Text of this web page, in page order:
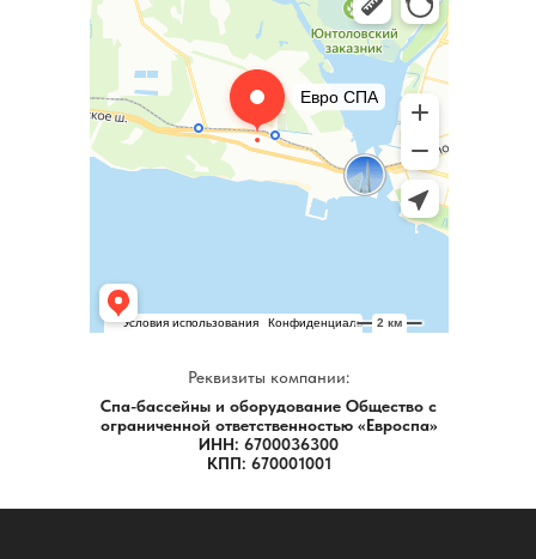
Спа-бассейны и оборудование Общество с
ограниченной ответственностью «Евроспа»
ИНН: 6700036300
КПП: 670001001
Реквизиты компании: